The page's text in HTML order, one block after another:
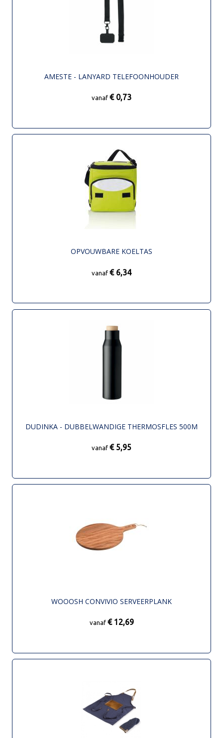
AMESTE - LANYARD TELEFOONHOUDER
vanaf € 0,73
OPVOUWBARE KOELTAS
vanaf € 6,34
DUDINKA - DUBBELWANDIGE THERMOSFLES 500M
vanaf € 5,95
WOOOSH CONVIVIO SERVEERPLANK
vanaf € 12,69